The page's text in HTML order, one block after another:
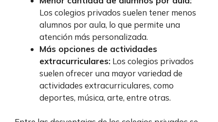
Los colegios privados suelen tener menos
alumnos por aula, lo que permite una
atención más personalizada.
Más opciones de actividades
extracurriculares: Los colegios privados
suelen ofrecer una mayor variedad de
actividades extracurriculares, como
deportes, música, arte, entre otras.